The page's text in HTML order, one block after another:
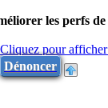
les perfs
Dénoncer